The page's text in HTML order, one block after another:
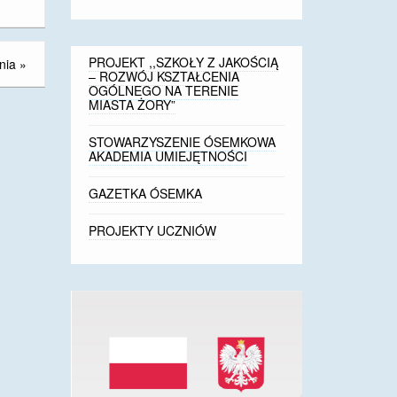
»
PROJEKT ,,SZKOŁY Z JAKOŚCIĄ
– ROZWÓJ KSZTAŁCENIA
OGÓLNEGO NA TERENIE
MIASTA ŻORY”
STOWARZYSZENIE ÓSEMKOWA
AKADEMIA UMIEJĘTNOŚCI
GAZETKA ÓSEMKA
PROJEKTY UCZNIÓW